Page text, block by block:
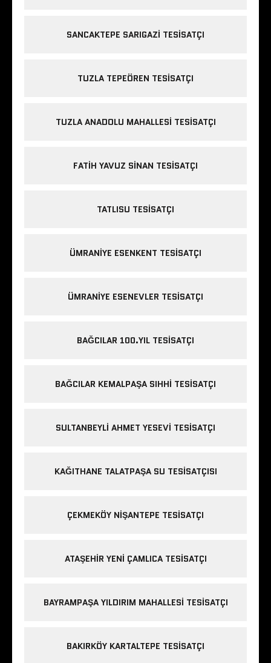
SANCAKTEPE SARIGAZI TESISATÇI
TUZLA TEPEÖREN TESISATÇI
TUZLA ANADOLU MAHALLESI TESISATÇI
FATIH YAVUZ SINAN TESISATÇI
TATLISU TESISATÇI
ÜMRANIYE ESENKENT TESISATÇI
ÜMRANIYE ESENEVLER TESISATÇI
BAĞCILAR 100.YIL TESISATÇI
BAĞCILAR KEMALPAŞA SIHHI TESISATÇI
SULTANBEYLI AHMET YESEVI TESISATÇI
KAĞITHANE TALATPAŞA SU TESISATÇISI
ÇEKMEKÖY NIŞANTEPE TESISATÇI
ATAŞEHIR YENI ÇAMLICA TESISATÇI
BAYRAMPAŞA YILDIRIM MAHALLESI TESISATÇI
BAKIRKÖY KARTALTEPE TESISATÇI